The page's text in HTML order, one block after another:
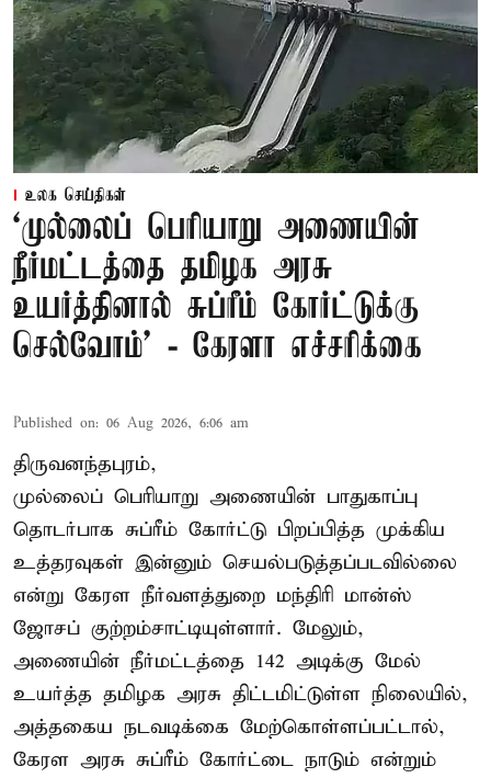
உலக செய்திகள்
‘முல்லைப் பெரியாறு அணையின்
நீர்மட்டத்தை தமிழக அரசு
உயர்த்தினால் சுப்ரீம் கோர்ட்டுக்கு
செல்வோம்' - கேரளா எச்சரிக்கை
Published on: 06 Aug 2026, 6:06 am
திருவனந்தபுரம்,
முல்லைப் பெரியாறு அணையின் பாதுகாப்பு
தொடர்பாக சுப்ரீம் கோர்ட்டு பிறப்பித்த முக்கிய
உத்தரவுகள் இன்னும் செயல்படுத்தப்படவில்லை
என்று கேரள நீர்வளத்துறை மந்திரி மான்ஸ்
ஜோசப் குற்றம்சாட்டியுள்ளார். மேலும்,
அணையின் நீர்மட்டத்தை 142 அடிக்கு மேல்
உயர்த்த தமிழக அரசு திட்டமிட்டுள்ள நிலையில்,
அத்தகைய நடவடிக்கை மேற்கொள்ளப்பட்டால்,
கேரள அரசு சுப்ரீம் கோர்ட்டை நாடும் என்றும்